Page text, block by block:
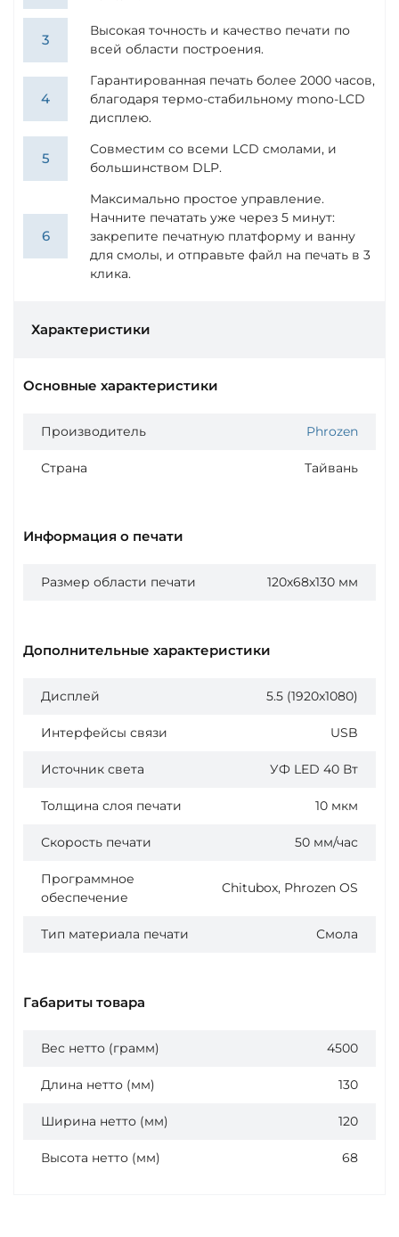
Высокая точность и качество печати по
всей области построения.
Гарантированная печать более 2000 часов,
благодаря термо-стабильному mono-LCD
дисплею.
Совместим со всеми LCD смолами, и
большинством DLP.
Максимально простое управление.
Начните печатать уже через 5 минут:
закрепите печатную платформу и ванну
для смолы, и отправьте файл на печать в 3
клика.
Характеристики
Основные характеристики
Производитель Phrozen
Страна Тайвань
Информация о печати
Размер области печати 120х68х130 мм
Дополнительные характеристики
Дисплей 5.5 (1920x1080)
Интерфейсы связи USB
Источник света УФ LED 40 Вт
Толщина слоя печати 10 мкм
Скорость печати 50 мм/час
Программное
обеспечение
Chitubox, Phrozen OS
Тип материала печати Смола
Габариты товара
Вес нетто (грамм) 4500
Длина нетто (мм) 130
Ширина нетто (мм) 120
Высота нетто (мм) 68